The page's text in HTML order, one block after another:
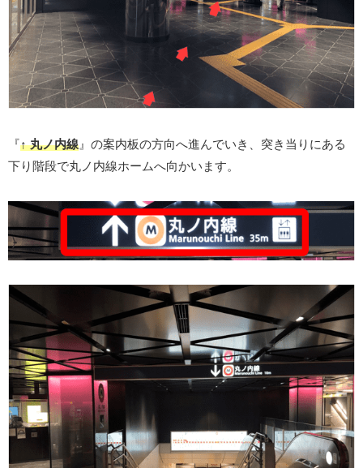
『↑ 丸ノ内線 』の案内板の方向へ進んでいき、突き当りにある
下り階段で丸ノ内線ホームへ向かいます。